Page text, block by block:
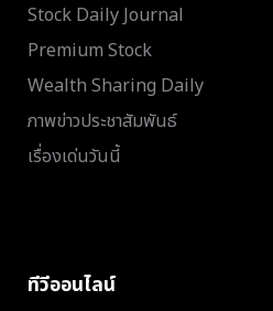
Stock Daily Journal
Premium Stock
Wealth Sharing Daily
ภาพข่าวประชาสัมพันธ์
เรื่องเด่นวันนี้
ทีวีออนไลน์